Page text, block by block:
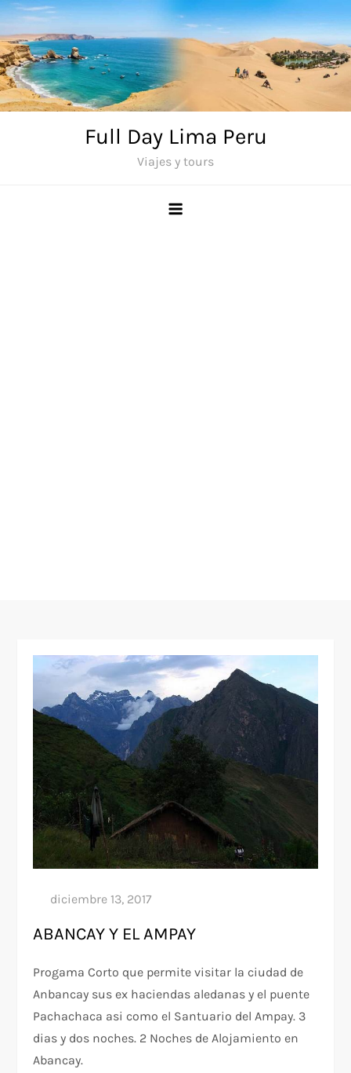
Saltar
al
contenido
Full Day Lima Peru
Viajes y tours
ABANCAY Y EL AMPAY
Progama Corto que permite visitar la ciudad de
Anbancay sus ex haciendas aledanas y el puente
Pachachaca asi como el Santuario del Ampay. 3
dias y dos noches. 2 Noches de Alojamiento en
Abancay.